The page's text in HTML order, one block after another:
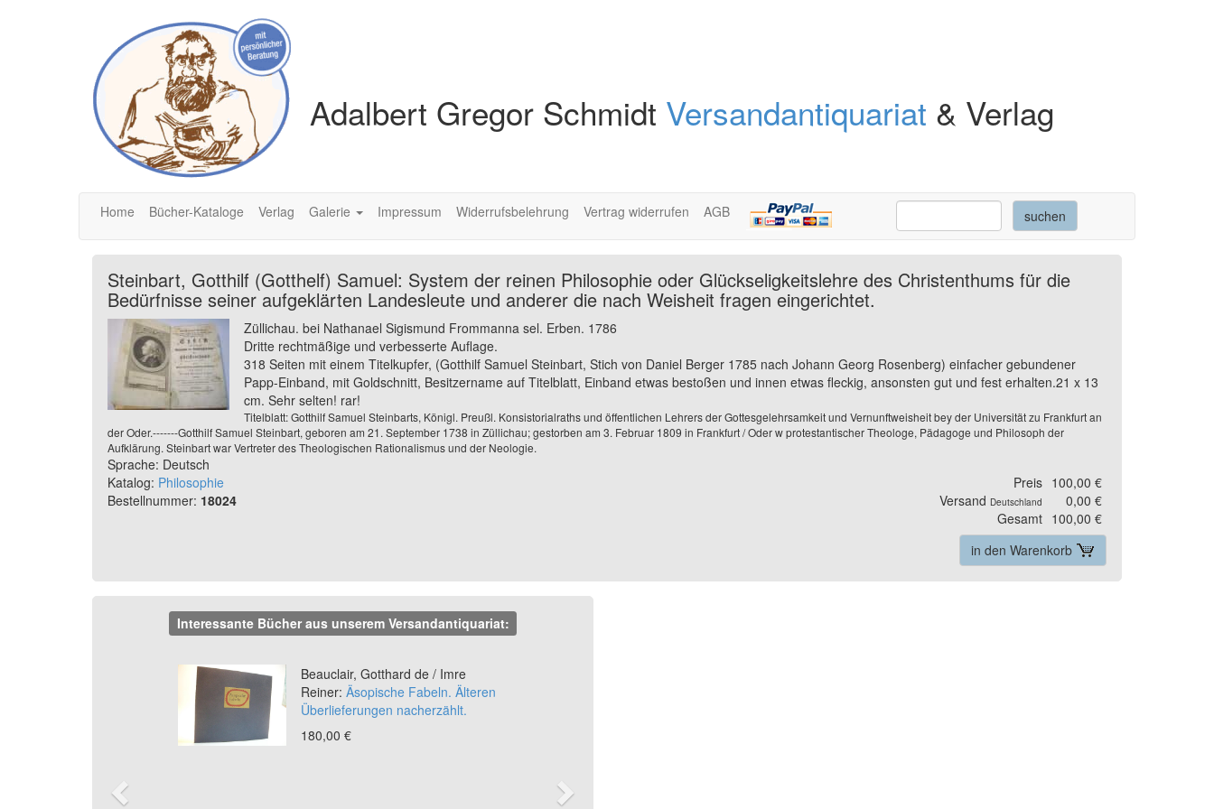
Adalbert Gregor Schmidt Versandantiquariat & Verlag
Home Bücher-Kataloge Verlag Galerie Impressum Widerrufsbelehrung Vertrag widerrufen AGB
Steinbart, Gotthilf (Gotthelf) Samuel: System der reinen Philosophie oder Glückseligkeitslehre des Christenthums für die
Bedürfnisse seiner aufgeklärten Landesleute und anderer die nach Weisheit fragen eingerichtet.
Züllichau. bei Nathanael Sigismund Frommanna sel. Erben. 1786
Dritte rechtmäßige und verbesserte Auflage.
318 Seiten mit einem Titelkupfer, (Gotthilf Samuel Steinbart, Stich von Daniel Berger 1785 nach Johann Georg Rosenberg) einfacher gebundener
Papp-Einband, mit Goldschnitt, Besitzername auf Titelblatt, Einband etwas bestoßen und innen etwas fleckig, ansonsten gut und fest erhalten.21 x 13
cm. Sehr selten! rar!
Titelblatt: Gotthilf Samuel Steinbarts, Königl. Preußl. Konsistorialraths und öffentlichen Lehrers der Gottesgelehrsamkeit und Vernunftweisheit bey der Universität zu Frankfurt an
der Oder.-------Gotthilf Samuel Steinbart, geboren am 21. September 1738 in Züllichau; gestorben am 3. Februar 1809 in Frankfurt / Oder w protestantischer Theologe, Pädagoge und Philosoph der
Aufklärung. Steinbart war Vertreter des Theologischen Rationalismus und der Neologie.
Sprache: Deutsch
Katalog: Philosophie
Bestellnummer: 18024
Preis 100,00 €
Versand Deutschland
0,00 €
Gesamt 100,00 €
in den Warenkorb
Interessante Bücher aus unserem Versandantiquariat:
Beauclair, Gotthard de / Imre
Reiner: Äsopische Fabeln. Älteren
Überlieferungen nacherzählt.
180,00 €
Previous